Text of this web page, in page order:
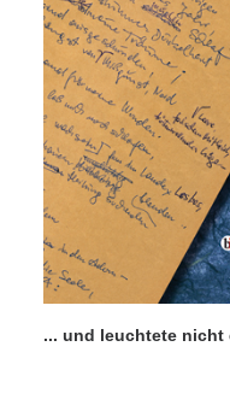
... und leuchtete nicht